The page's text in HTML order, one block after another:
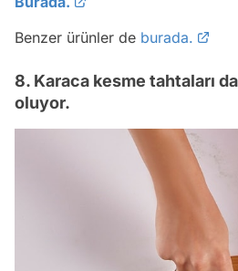
Benzer ürünler de burada.
8. Karaca kesme tahtaları
oluyor.